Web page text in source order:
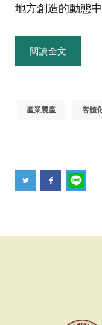
地方創造的動態
閱讀全文
產業襲產 客體